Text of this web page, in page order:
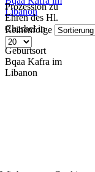
Prozession zu
Ehren des Hl.
Charbel in
dessen
Geburtsort
Bqaa Kafra im
Libanon
Reihenfolge